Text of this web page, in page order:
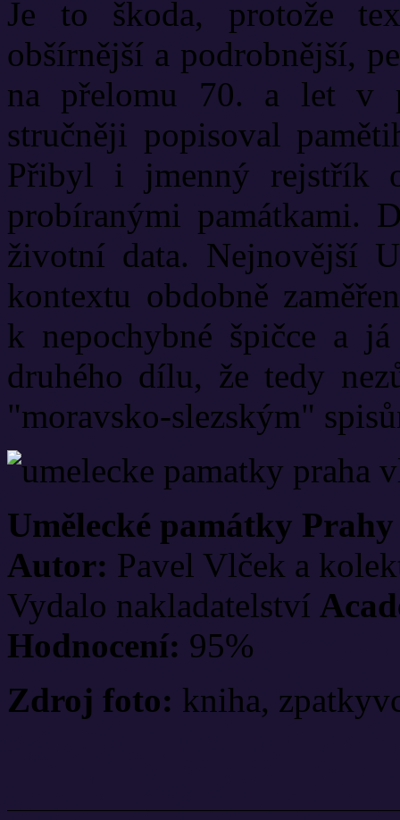
Je to škoda, protože
obšírnější a podrobnější,
na přelomu 70. a let v
stručněji popisoval
Přibyl i jmenný rejstřík
probíranými památkami.
životní data. Nejnovější
kontextu obdobně
k nepochybné špičce a
druhého dílu, že tedy
"moravsko-slezským"
Umělecké památky
Autor: Pavel Vlček a
Vydalo nakladatelství
Hodnocení: 95%
Zdroj foto: kniha,